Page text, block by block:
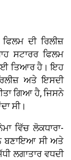
ਦੀ ਰਿਲੀਜ਼
ਸਟਾਰਰ ਫਿਲਮ
ਲਈ ਤਿਆਰ ਹੈ। ਇਹ
ਅਤੇ ਇਸਦੀ
ਗਿਆ ਹੈ, ਜਿਸਨੇ
ਸੀ।
ਵਿੱਚ ਲੋਕਧਾਰਾ-
ਬਣਾਇਆ ਸੀ ਅਤੇ
ਲਗਾਤਾਰ ਵਧਦੀ